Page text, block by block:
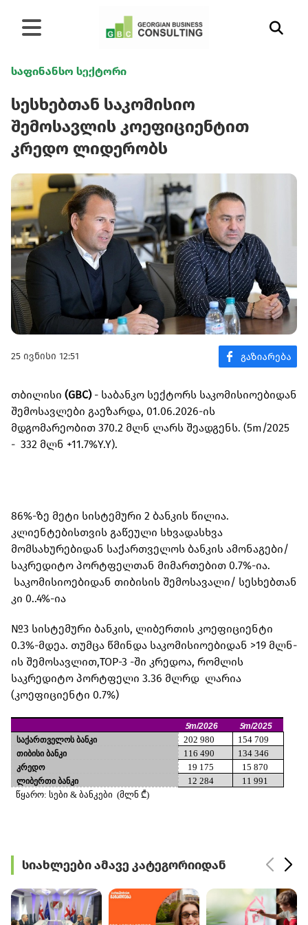
საფინანსო სექტორი
სესხებთან საკომისიო
შემოსავლის კოეფიციენტით
კრედო ლიდერობს
25 ივნისი 12:51
თბილისი (GBC)- საბანკო სექტორს საკომისიოებიდან
შემოსავლები გაეზარდა, 01.06.2026-ის
მდგომარეობით 370.2 მლნ ლარს შეადგენს. (5m/2025
- 332 მლნ +11.7%Y.Y).
86%-ზე მეტი სისტემური 2 ბანკის წილია.
კლიენტებისთვის გაწეული სხვადასხვა
მომსახურებიდან საქართველოს ბანკის ამონაგები/
საკრედიტო პორტფელთან მიმართებით 0.7%-ია.
საკომისიოებიდან თიბისის შემოსავალი/ სესხებთან
კი 0..4%-ია
№3 სისტემური ბანკის, ლიბერთის კოეფიციენტი
0.3%-მდეა. თუმცა წმინდა საკომისიოებიდან >19 მლნ-
ის შემოსავლით,TOP-3 -ში კრედოა, რომლის
საკრედიტო პორტფელი 3.36 მლრდ ლარია
(კოეფიციენტი 0.7%)
5m/2026 5m/2025
საქართველოს ბანკი 202 980 154 709
თიბისი ბანკი 116 490 134 346
კრედო 19 175 15 870
ლიბერთი ბანკი 12 284 11 991
წყარო: სები & ბანკები (მლნ ₾)
სიახლეები ამავე კატეგორიიდან